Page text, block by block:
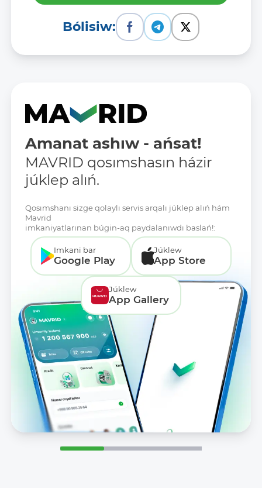
Bólisiw:
Amanat ashıw - ańsat!
MAVRID qosımshasın házir
júklep alıń.
Qosımshanı sizge qolaylı servis arqalı júklep alıń hám
Mavrid
imkaniyatlarınan búgin-aq paydalanıwdı baslań!:
Imkani bar
Google Play
Júklew
App Store
Júklew
App Gallery